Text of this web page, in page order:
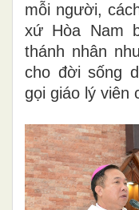
mỗi người,
xứ Hòa Nam
thánh nhân
cho đời sống
gọi giáo lý viên